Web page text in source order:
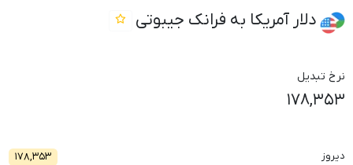
دلار آمریکا به فرانک جیبوتی
نرخ تبدیل
۱۷۸,۳۵۳
دیروز
۱۷۸,۳۵۳